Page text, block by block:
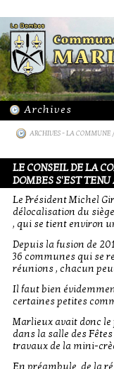
ARCHIVES-LA COMMUNE
LE CONSEIL DE LA
DOMBES S'EST
Le Président Michel
délocalisation du
, qui se tient environ
Depuis la fusion de
36 communes qui se
réunions , chacun
Il faut bien
certaines petites
Marlieux avait donc le
dans la salle des
travaux de la mini-
En préambule de la